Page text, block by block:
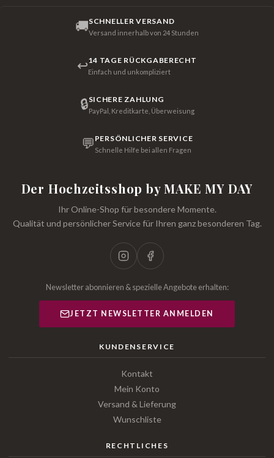
🚚SCHNELLER VERSAND
Versand innerhalb von 24 Stunden
↩14 TAGE RÜCKGABERECHT
Einfach und unkompliziert
🔒SICHERE ZAHLUNG
PayPal, Kreditkarte, Überweisung
💬 PERSÖNLICHER SERVICE
Schnelle Hilfe bei allen Fragen
Der Hochzeitsshop by MAKE MY DAY
Ihr Online-Shop für besondere Momente.
Qualität und persönlicher Service für Ihren ganz besonderen Tag.
Newsletter abonnieren & spezielle Angebote erhalten:
JETZT NEWSLETTER ANMELDEN
KUNDENSERVICE
Kontakt
Mein Konto
Versand & Lieferung
Wunschliste
RECHTLICHES